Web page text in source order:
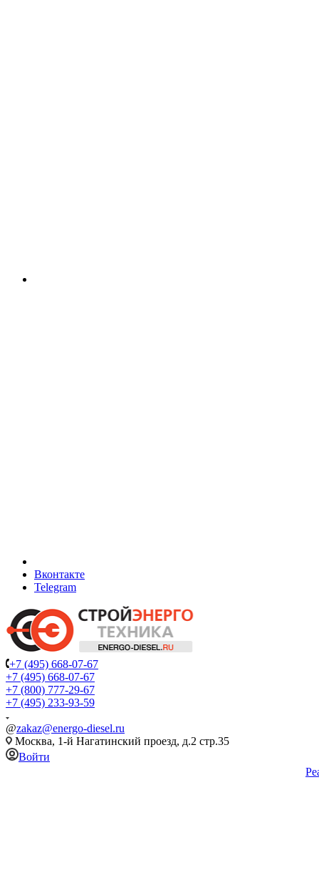
Вконтакте
Telegram
+7 (495) 668-07-67
+7 (495) 668-07-67
+7 (800) 777-29-67
+7 (495) 233-93-59
@zakaz@energo-diesel.ru
Москва, 1-й Нагатинский проезд, д.2 стр.35
Войти